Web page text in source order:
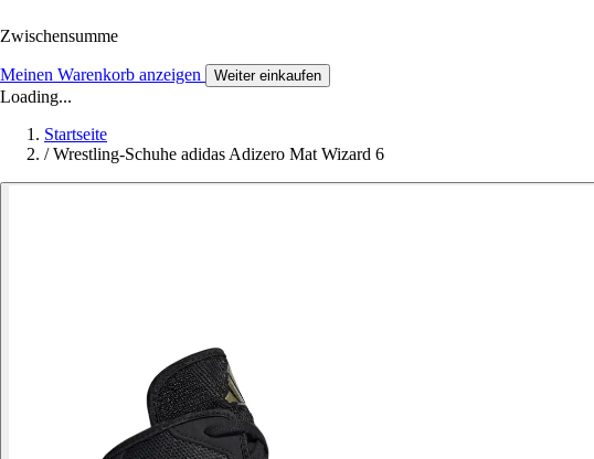
Zwischensumme
Meinen Warenkorb anzeigen Weiter einkaufen
Loading...
Startseite
/ Wrestling-Schuhe adidas Adizero Mat Wizard 6